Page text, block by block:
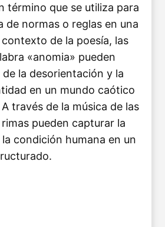
término que se utiliza para
de normas o reglas en una
de la poesía, las
«anomia» pueden
la desorientación y la
en un mundo caótico
través de la música de las
pueden capturar la
condición humana en un